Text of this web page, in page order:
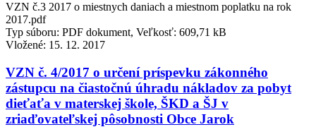
VZN č.3 2017 o miestnych daniach a miestnom poplatku na rok
2017.pdf
Typ súboru: PDF dokument, Veľkosť: 609,71 kB
Vložené: 15. 12. 2017
VZN č. 4/2017 o určení príspevku zákonného
zástupcu na čiastočnú úhradu nákladov za pobyt
dieťaťa v materskej škole, ŠKD a ŠJ v
zriaďovateľskej pôsobnosti Obce Jarok